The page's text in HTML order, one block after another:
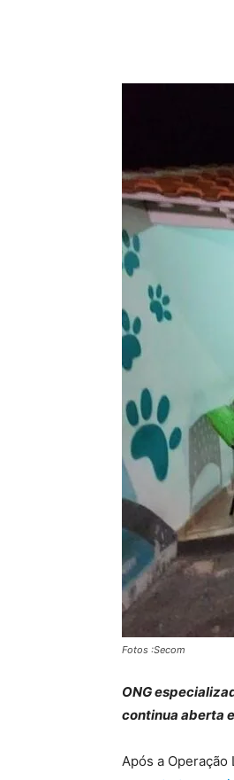
Fotos :Secom
ONG
continua aberta
Após a